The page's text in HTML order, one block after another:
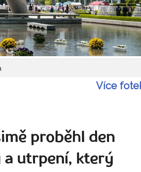
Více
proběhl den
utrpení, který